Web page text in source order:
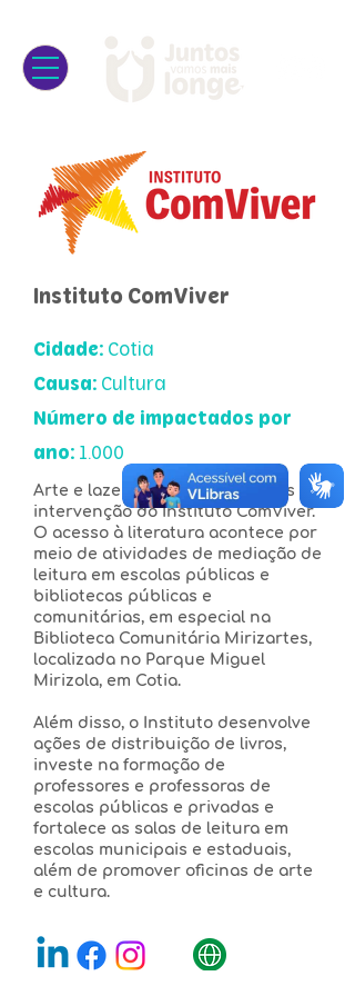
Instituto ComViver
Cidade: Cotia
Causa: Cultura
Número de impactados por
ano: 1.000
Arte e lazer são pontos centrais da
intervenção do Instituto ComViver.
O acesso à literatura acontece por
meio de atividades de mediação de
leitura em escolas públicas e
bibliotecas públicas e
comunitárias, em especial na
Biblioteca Comunitária Mirizartes,
localizada no Parque Miguel
Mirizola, em Cotia.
Além disso, o Instituto desenvolve
ações de distribuição de livros,
investe na formação de
professores e professoras de
escolas públicas e privadas e
fortalece as salas de leitura em
escolas municipais e estaduais,
além de promover oficinas de arte
e cultura.